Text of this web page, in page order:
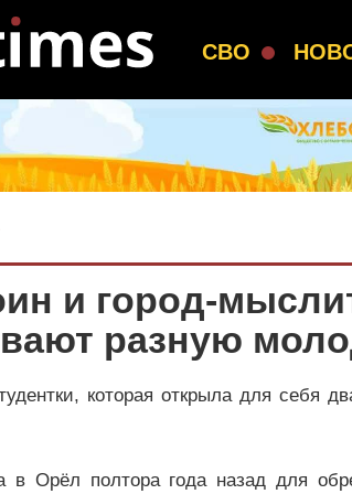
СВО
и город-
разную
которая открыла для себя
в Орёл полтора года назад для